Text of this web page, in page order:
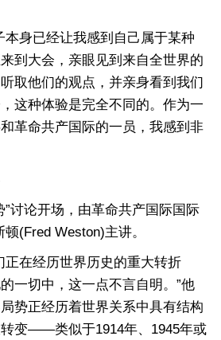
身已经让我感到自己属于某种
到大会，亲眼见到来自全世界的
取他们的观点，并亲身看到我们
这种体验是完全不同的。作为一
革命共产国际的一员，我感到非
论开场，由革命共产国际国际
(Fred Weston)主讲。
在经历世界历史的重大转折
一切中，这一点不言自明。”他
势正经历着世界关系中具有结构
变——类似于1914年、1945年或